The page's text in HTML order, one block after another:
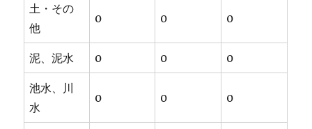
土・その
他
0 0 0
泥、泥水 0 0 0
池水、川
水
0 0 0